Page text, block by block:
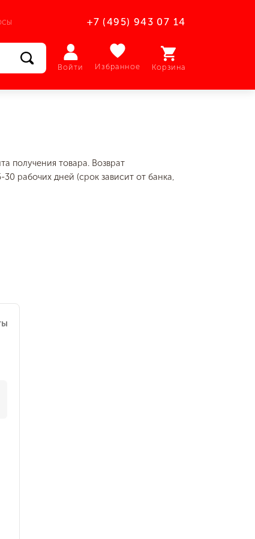
+7 (495) 943 07 14
Войти
Избранное Корзина
получения товара. Возврат
рабочих дней (срок зависит от банка,